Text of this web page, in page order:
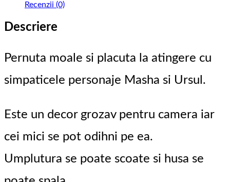
Recenzii (0)
Descriere
Pernuta moale si placuta la atingere cu
simpaticele personaje Masha si Ursul.
Este un decor grozav pentru camera iar
cei mici se pot odihni pe ea.
Umplutura se poate scoate si husa se